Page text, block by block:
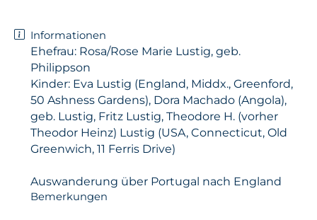
Informationen
Ehefrau: Rosa/Rose Marie Lustig, geb.
Philippson
Kinder: Eva Lustig (England, Middx., Greenford,
50 Ashness Gardens), Dora Machado (Angola),
geb. Lustig, Fritz Lustig, Theodore H. (vorher
Theodor Heinz) Lustig (USA, Connecticut, Old
Greenwich, 11 Ferris Drive)
Auswanderung über Portugal nach England
Bemerkungen